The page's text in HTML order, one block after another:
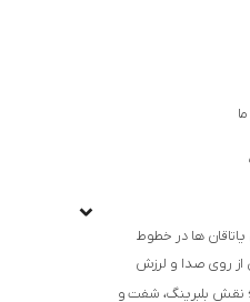
ها در خطوط
روی صدا و لرزش
بلبرینگ، شفت و